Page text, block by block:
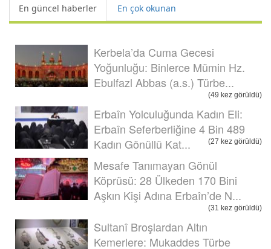
En güncel haberler En çok okunan
Kerbela’da Cuma Gecesi
Yoğunluğu: Binlerce Mümin Hz.
Ebulfazl Abbas (a.s.) Türbe...
(49 kez görüldü)
Erbaîn Yolculuğunda Kadın Eli:
Erbaîn Seferberliğine 4 Bin 489
Kadın Gönüllü Kat...
(27 kez görüldü)
Mesafe Tanımayan Gönül
Köprüsü: 28 Ülkeden 170 Bini
Aşkın Kişi Adına Erbaîn’de N...
(31 kez görüldü)
Sultanî Broşlardan Altın
Kemerlere: Mukaddes Türbe